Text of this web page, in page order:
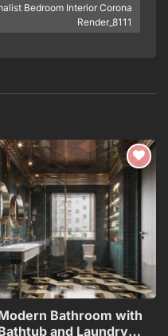
Bedroom Interior Corona
Render_8111
Add to
wishlist
Bathroom with
and Laundry